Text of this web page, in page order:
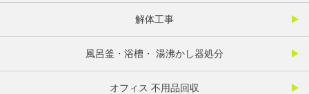
解体工事
風呂釜・浴槽・ 湯沸かし器処分
オフィス 不用品回収